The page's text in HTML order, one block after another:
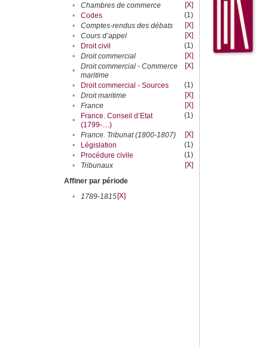
•
Chambres de commerce
[X]
•
Codes
(1)
•
Comptes-rendus des débats
[X]
•
Cours d’appel
[X]
•
Droit civil
(1)
•
Droit commercial
[X]
•
Droit commercial - Commerce
maritime
[X]
• Droit commercial - Sources
(1)
•
Droit maritime
[X]
•
France
[X]
•
France. Conseil d’Etat
(1799-....)
(1)
• France. Tribunat (1800-1807)
[X]
•
Législation
(1)
•
Procédure civile
(1)
•
Tribunaux
[X]
Affiner par période
•
1789-1815[X]